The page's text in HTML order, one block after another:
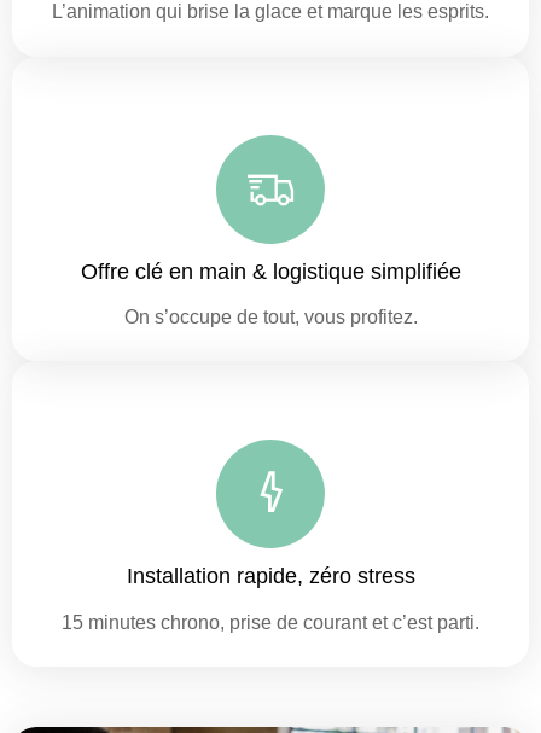
L’animation qui brise la glace et marque les esprits.
Offre clé en main & logistique simplifiée
On s’occupe de tout, vous profitez.
Installation rapide, zéro stress
15 minutes chrono, prise de courant et c’est parti.